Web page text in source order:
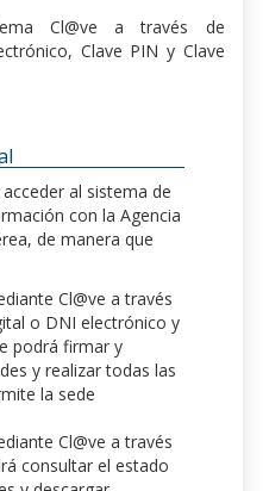
Cl@ve a través de
Clave PIN y Clave
al sistema de
con la Agencia
de manera que
Cl@ve a través
o DNI electrónico y
podrá firmar y
y realizar todas las
la sede
Cl@ve a través
consultar el estado